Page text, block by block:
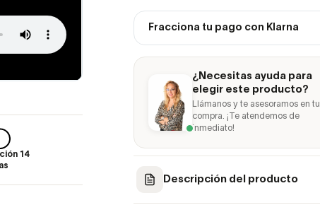
14
Fracciona tu pago con Klarna
¿Necesitas ayuda para
elegir este producto?
Llámanos y te asesoramos en tu
compra. ¡Te atendemos de
inmediato!
Descripción del producto